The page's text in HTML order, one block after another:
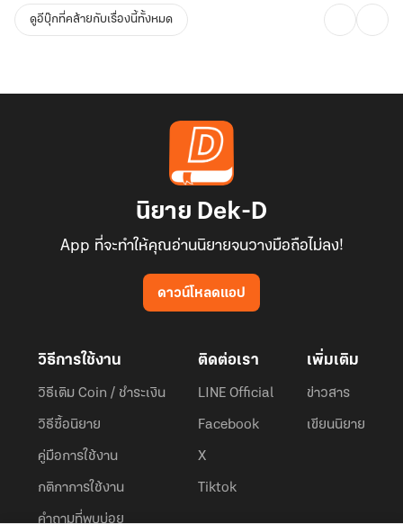
ดูอีบุ๊กที่คล้ายกับเรื่องนี้ทั้งหมด
นิยาย Dek-D
App ที่จะทำให้คุณอ่านนิยายจนวางมือถือไม่ลง!
ดาวน์โหลดแอป
วิธีการใช้งาน
วิธีเติม Coin / ชำระเงิน
วิธีซื้อนิยาย
คู่มือการใช้งาน
กติกาการใช้งาน
คำถามที่พบบ่อย
ติดต่อเรา
LINE Official
Facebook
X
Tiktok
เพิ่มเติม
ข่าวสาร
เขียนนิยาย